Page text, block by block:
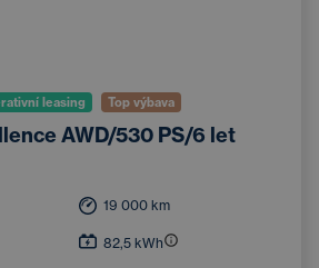
leasing Top výbava
AWD/530 PS/6 let
19 000 km
82,5 kWh